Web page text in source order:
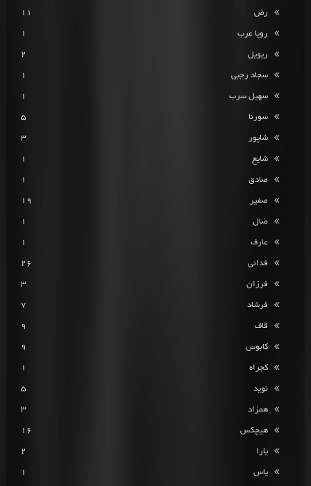
رض 11
رویا عرب 1
ریویل 2
سجاد رجبی 1
سهیل سرب 1
سورنا 5
شاپور 3
شایع 1
صادق 1
صفیر 19
ضال 1
عارف 1
فدائی 26
فرزان 3
فرشاد 7
قاف 9
کابوس 9
کجراه 1
نوید 5
همزاد 3
هیچکس 16
یارا 2
یاس 1